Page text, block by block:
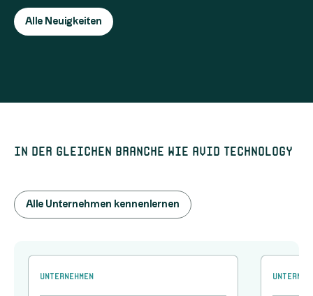
Alle Neuigkeiten
In der gleichen Branche wie Avid Technology
Alle Unternehmen kennenlernen
Unternehmen